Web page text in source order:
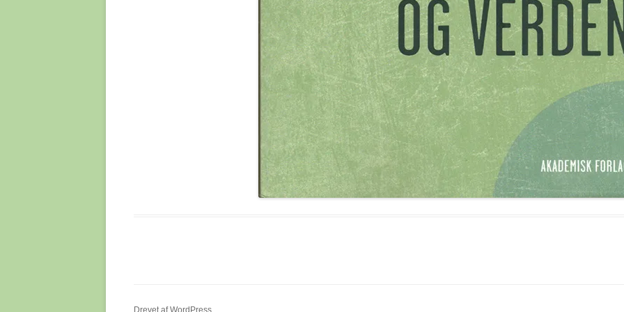
ÖHNINGEN
ØVRE DONAU – BADEN
WÜRTTEMBERG
ACHTAL
LONETAL
OFFNET-OG
TALHEIM
ULM OG ULMER
SCHÖNINGEN, TYSKLAND
STEINHEIM AN DER MURR
THE MARCH OF PROGRESS –
HVORDAN FORLØBER
EVOLUTIONEN?
TRO OG VIDEN
VIDENSKAB, EVOLUTION OG
NATURLIG UDVÆLGELSE
VØLVENS SPÅDOM
HOMO SAPIENS,
NEANDERTALERE OG
HOMO-LINJEN ER
HIDTIL ANTAGET
HVORNÅR UDDØDE
NEANDERTALERNE?
MENNESKET FRA
MODERNE KRANIEKALOT
ISRAEL, 55.000 ÅR
Drevet af WordPress